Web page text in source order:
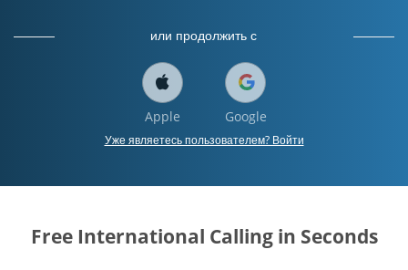
или продолжить с
Apple Google
Уже являетесь пользователем? Войти
Free International Calling in Seconds